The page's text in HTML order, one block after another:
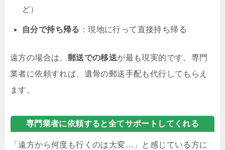
ど）
自分で持ち帰る ：現地に行って直接持ち帰る
遠方の場合は、 郵送での移送が最も現実的です。専門
業者に依頼すれば、遺骨の郵送手配も代行してもらえ
ます。
専門業者に依頼すると全てサポートしてくれる
「遠方から何度も行くのは大変…」と感じている方に